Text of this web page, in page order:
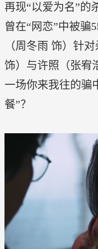
再现“以爱为名”的
曾在“网恋”中被骗
（周冬雨 饰）针
饰）与许照（张宥
一场你来我往的骗
餐”？